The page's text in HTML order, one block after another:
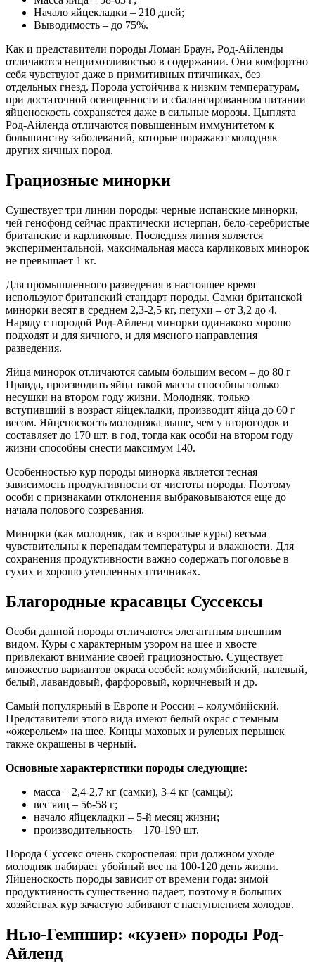
Начало яйцекладки – 210 дней;
Выводимость – до 75%.
Как и представители породы Ломан Браун, Род-Айленды
отличаются неприхотливостью в содержании. Они комфортно
себя чувствуют даже в примитивных птичниках, без
отдельных гнезд. Порода устойчива к низким температурам,
при достаточной освещенности и сбалансированном питании
яйценоскость сохраняется даже в сильные морозы. Цыплята
Род-Айленда отличаются повышенным иммунитетом к
большинству заболеваний, которые поражают молодняк
других яичных пород.
Грациозные минорки
Существует три линии породы: черные испанские минорки,
чей генофонд сейчас практически исчерпан, бело-серебристые
британские и карликовые. Последняя линия является
экспериментальной, максимальная масса карликовых минорок
не превышает 1 кг.
Для промышленного разведения в настоящее время
используют британский стандарт породы. Самки британской
минорки весят в среднем 2,3-2,5 кг, петухи – от 3,2 до 4.
Наряду с породой Род-Айленд минорки одинаково хорошо
подходят и для яичного, и для мясного направления
разведения.
Яйца минорок отличаются самым большим весом – до 80 г
Правда, производить яйца такой массы способны только
несушки на втором году жизни. Молодняк, только
вступивший в возраст яйцекладки, производит яйца до 60 г
весом. Яйценоскость молодняка выше, чем у второгодок и
составляет до 170 шт. в год, тогда как особи на втором году
жизни способны снести максимум 140.
Особенностью кур породы минорка является тесная
зависимость продуктивности от чистоты породы. Поэтому
особи с признаками отклонения выбраковываются еще до
начала полового созревания.
Минорки (как молодняк, так и взрослые куры) весьма
чувствительны к перепадам температуры и влажности. Для
сохранения продуктивности важно содержать поголовье в
сухих и хорошо утепленных птичниках.
Благородные красавцы Суссексы
Особи данной породы отличаются элегантным внешним
видом. Куры с характерным узором на шее и хвосте
привлекают внимание своей грациозностью. Существует
множество вариантов окраса особей: колумбийский, палевый,
белый, лавандовый, фарфоровый, коричневый и др.
Самый популярный в Европе и России – колумбийский.
Представители этого вида имеют белый окрас с темным
«ожерельем» на шее. Концы маховых и рулевых перышек
также окрашены в черный.
Основные характеристики породы следующие:
масса – 2,4-2,7 кг (самки), 3-4 кг (самцы);
вес яиц – 56-58 г;
начало яйцекладки – 5-й месяц жизни;
производительность – 170-190 шт.
Порода Суссекс очень скороспелая: при должном уходе
молодняк набирает убойный вес на 100-120 день жизни.
Яйценоскость породы зависит от времени года: зимой
продуктивность существенно падает, поэтому в больших
хозяйствах кур зачастую забивают с наступлением холодов.
Нью-Гемпшир: «кузен» породы Род-
Айленд